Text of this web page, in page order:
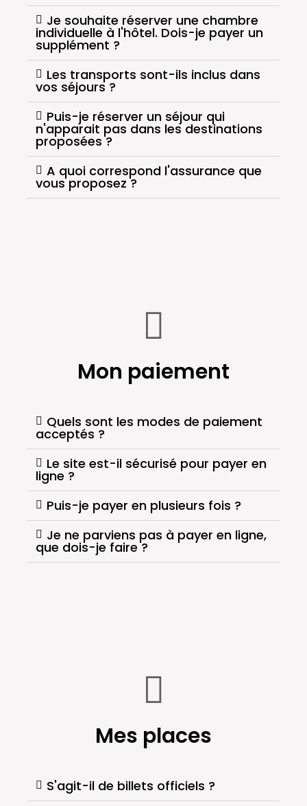
Je souhaite réserver une chambre
individuelle à l'hôtel. Dois-je payer un
supplément ?
Les transports sont-ils inclus dans
vos séjours ?
Puis-je réserver un séjour qui
n'apparait pas dans les destinations
proposées ?
A quoi correspond l'assurance que
vous proposez ?
Mon paiement
Quels sont les modes de paiement
acceptés ?
Le site est-il sécurisé pour payer en
ligne ?
Puis-je payer en plusieurs fois ?
Je ne parviens pas à payer en ligne,
que dois-je faire ?
Mes places
S'agit-il de billets officiels ?